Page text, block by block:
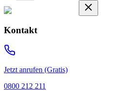
Kontakt
Jetzt anrufen (Gratis)
0800 212 211